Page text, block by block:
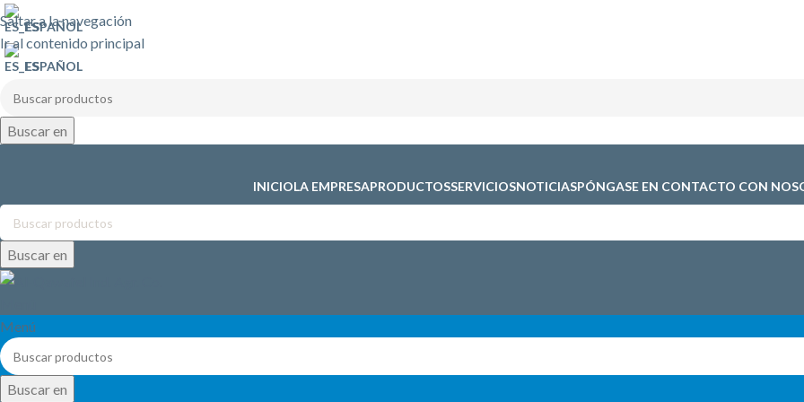
Saltar a la navegación
Ir al contenido principal
ESPAÑOL
ESPAÑOL
Buscar en
INICIOLA EMPRESAPRODUCTOSSERVICIOSNOTICIASPÓNGASE EN CONTACTO CON
Buscar en
Menú
Buscar en